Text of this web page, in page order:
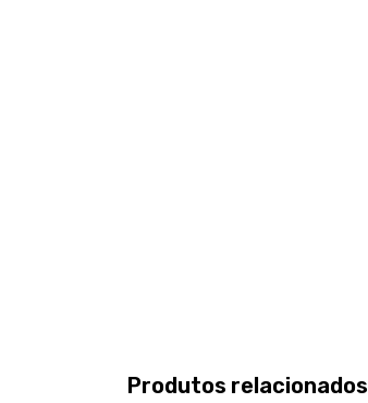
Produtos relacionados